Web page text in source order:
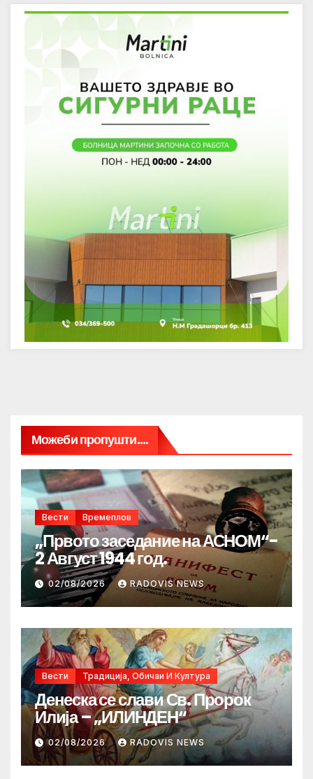
Можеби пропушти....
Вести Времеплов
„Првото заседание на АСНОМ“-
2 Август 1944 год.
02/08/2026 RADOVIS NEWS
Вести Традиција, Обичаи И Култура
Денеска се слави Св. Пророк
Илија – „ИЛИНДЕН“
02/08/2026 RADOVIS NEWS